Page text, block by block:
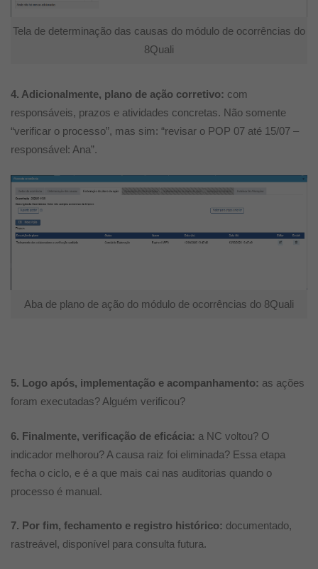
Tela de determinação das causas do módulo de ocorrências do
8Quali
4. Adicionalmente, plano de ação corretivo: com
responsáveis, prazos e atividades concretas. Não somente
“verificar o processo”, mas sim: “revisar o POP 07 até 15/07 –
responsável: Ana”.
Aba de plano de ação do módulo de ocorrências do 8Quali
5. Logo após, implementação e acompanhamento: as ações
foram executadas? Alguém verificou?
6. Finalmente, verificação de eficácia: a NC voltou? O
indicador melhorou? A causa raiz foi eliminada? Essa etapa
fecha o ciclo, e é a que mais cai nas auditorias quando o
processo é manual.
7. Por fim, fechamento e registro histórico: documentado,
rastreável, disponível para consulta futura.